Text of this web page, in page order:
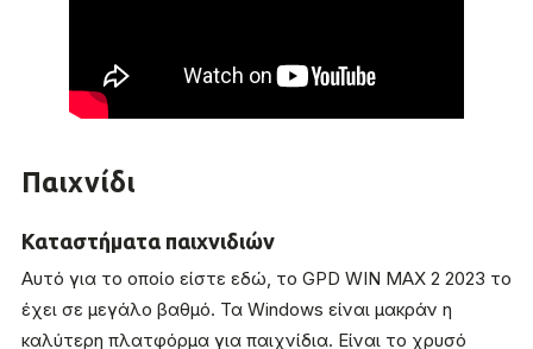
Παιχνίδι
Καταστήματα παιχνιδιών
Αυτό για το οποίο είστε εδώ, το GPD WIN MAX 2 2023 το
έχει σε μεγάλο βαθμό. Τα Windows είναι μακράν η
καλύτερη πλατφόρμα για παιχνίδια. Είναι το χρυσό